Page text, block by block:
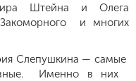
Штейна и Олега
и многих
Слепушкина — самые
Именно в них